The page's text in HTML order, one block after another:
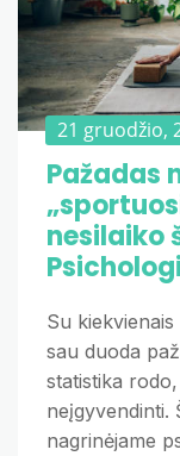
21 gruodžio,
Pažadas
nesilaiko
Su
sau duoda
statistika
neįgyvendinti.
nagrinėjame